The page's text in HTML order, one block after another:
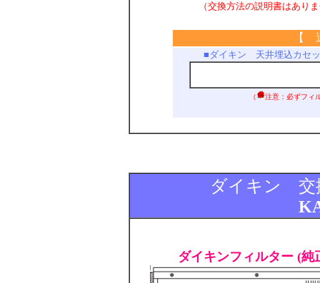
（交換方法の説明書はありま
【
■ダイキン 天井埋込カセ
（ 注意：必ずフィ
ダイキン 交
ダイキンフィルター (純